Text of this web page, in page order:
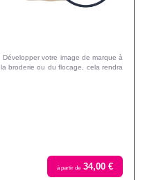
votre image de marque à
broderie ou du flocage, cela rendra
à partir de 34,00 €